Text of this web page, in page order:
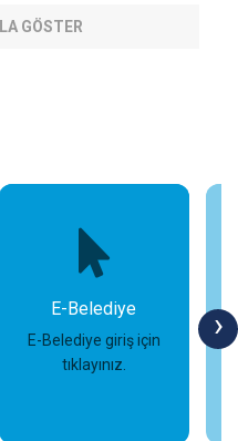
GÖSTER
›
E-Belediye
E-Belediye giriş için
tıklayınız.